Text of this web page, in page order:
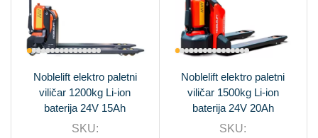
Noblelift elektro paletni
viličar 1200kg Li-ion
baterija 24V 15Ah
SKU:
Noblelift elektro paletni
viličar 1500kg Li-ion
baterija 24V 20Ah
SKU: